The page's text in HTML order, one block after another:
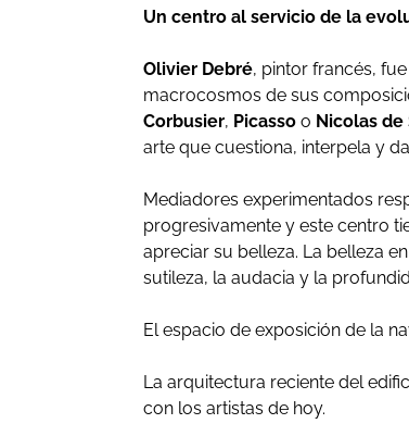
Un centro al servicio de la
Olivier Debré, pintor francés,
macrocosmos de sus
Corbusier, Picasso o Nicolas de
arte que cuestiona, interpela y
Mediadores experimentados
progresivamente y este centro
apreciar su belleza. La belleza
sutileza, la audacia y la
El espacio de exposición de la
La arquitectura reciente del
con los artistas de hoy.